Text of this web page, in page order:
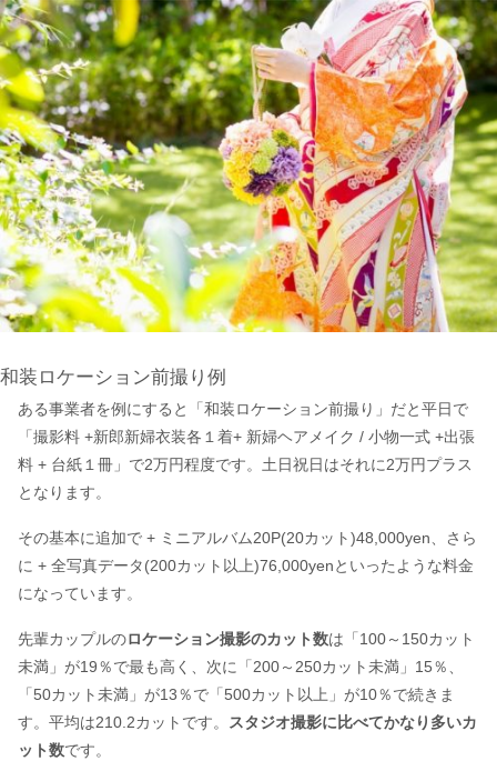
和装ロケーション前撮り例
ある事業者を例にすると「和装ロケーション前撮り」だと平日で
「撮影料 +新郎新婦衣装各１着+ 新婦ヘアメイク / 小物一式 +出張
料 + 台紙１冊」で2万円程度です。土日祝日はそれに2万円プラス
となります。
その基本に追加で + ミニアルバム20P(20カット)48,000yen、さら
に + 全写真データ(200カット以上)76,000yenといったような料金
になっています。
先輩カップルのロケーション撮影のカット数は「100～150カット
未満」が19％で最も高く、次に「200～250カット未満」15％、
「50カット未満」が13％で「500カット以上」が10％で続きま
す。平均は210.2カットです。 スタジオ撮影に比べてかなり多いカ
ット数です。